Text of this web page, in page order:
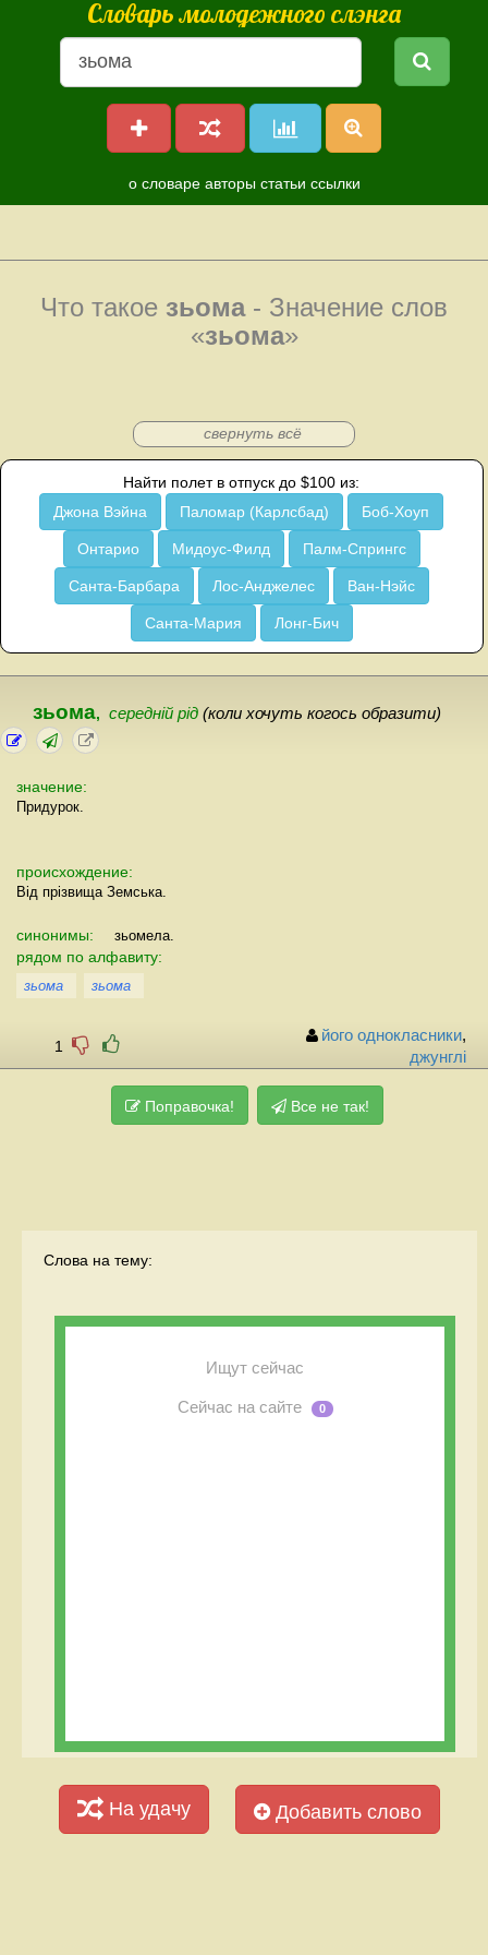
Словарь молодежного слэнга
о словаре авторы статьи ссылки
Что такое зьома- Значение слов
«зьома»
свернуть всё
Найти полет в отпуск до $100 из:
Джона Вэйна
Паломар (Карлсбад) Боб-Хоуп
Онтарио Мидоус-Филд Палм-Спрингс
Санта-Барбара Лос-Анджелес Ван-Нэйс
Санта-Мария Лонг-Бич
зьома, середнiй рiд (коли хочуть когось образити)
значение:
Придурок.
происхождение:
Вiд прiзвища Земська.
синонимы: зьомела.
рядом по алфавиту:
зьома зьома
1
його однокласники,
джунглi
Поправочка! Все не так!
Слова на тему:
Ищут сейчас
Сейчас на сайте 0
На удачу Добавить слово